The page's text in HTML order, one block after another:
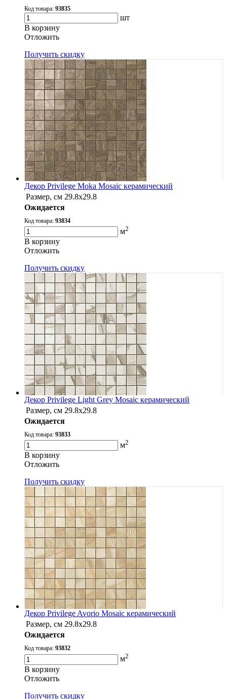
Код товара: 93835
шт
В корзину
Oтложить
Получить скидку
Декор Privilege Moka Mosaic керамический
Размер, см 29.8x29.8
Ожидается
Код товара: 93834
м2
В корзину
Oтложить
Получить скидку
Декор Privilege Light Grey Mosaic керамический
Размер, см 29.8x29.8
Ожидается
Код товара: 93833
м2
В корзину
Oтложить
Получить скидку
Декор Privilege Avorio Mosaic керамический
Размер, см 29.8x29.8
Ожидается
Код товара: 93832
м2
В корзину
Oтложить
Получить скидку